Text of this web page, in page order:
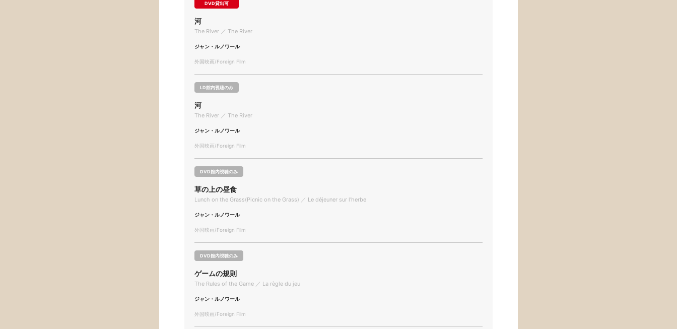
DVD貸出可
河
The River ／ The River
ジャン・ルノワール
外国映画/Foreign Film
LD館内視聴のみ
河
The River ／ The River
ジャン・ルノワール
外国映画/Foreign Film
DVD館内視聴のみ
草の上の昼食
Lunch on the Grass(Picnic on the Grass) ／ Le déjeuner sur l'herbe
ジャン・ルノワール
外国映画/Foreign Film
DVD館内視聴のみ
ゲームの規則
The Rules of the Game ／ La règle du jeu
ジャン・ルノワール
外国映画/Foreign Film